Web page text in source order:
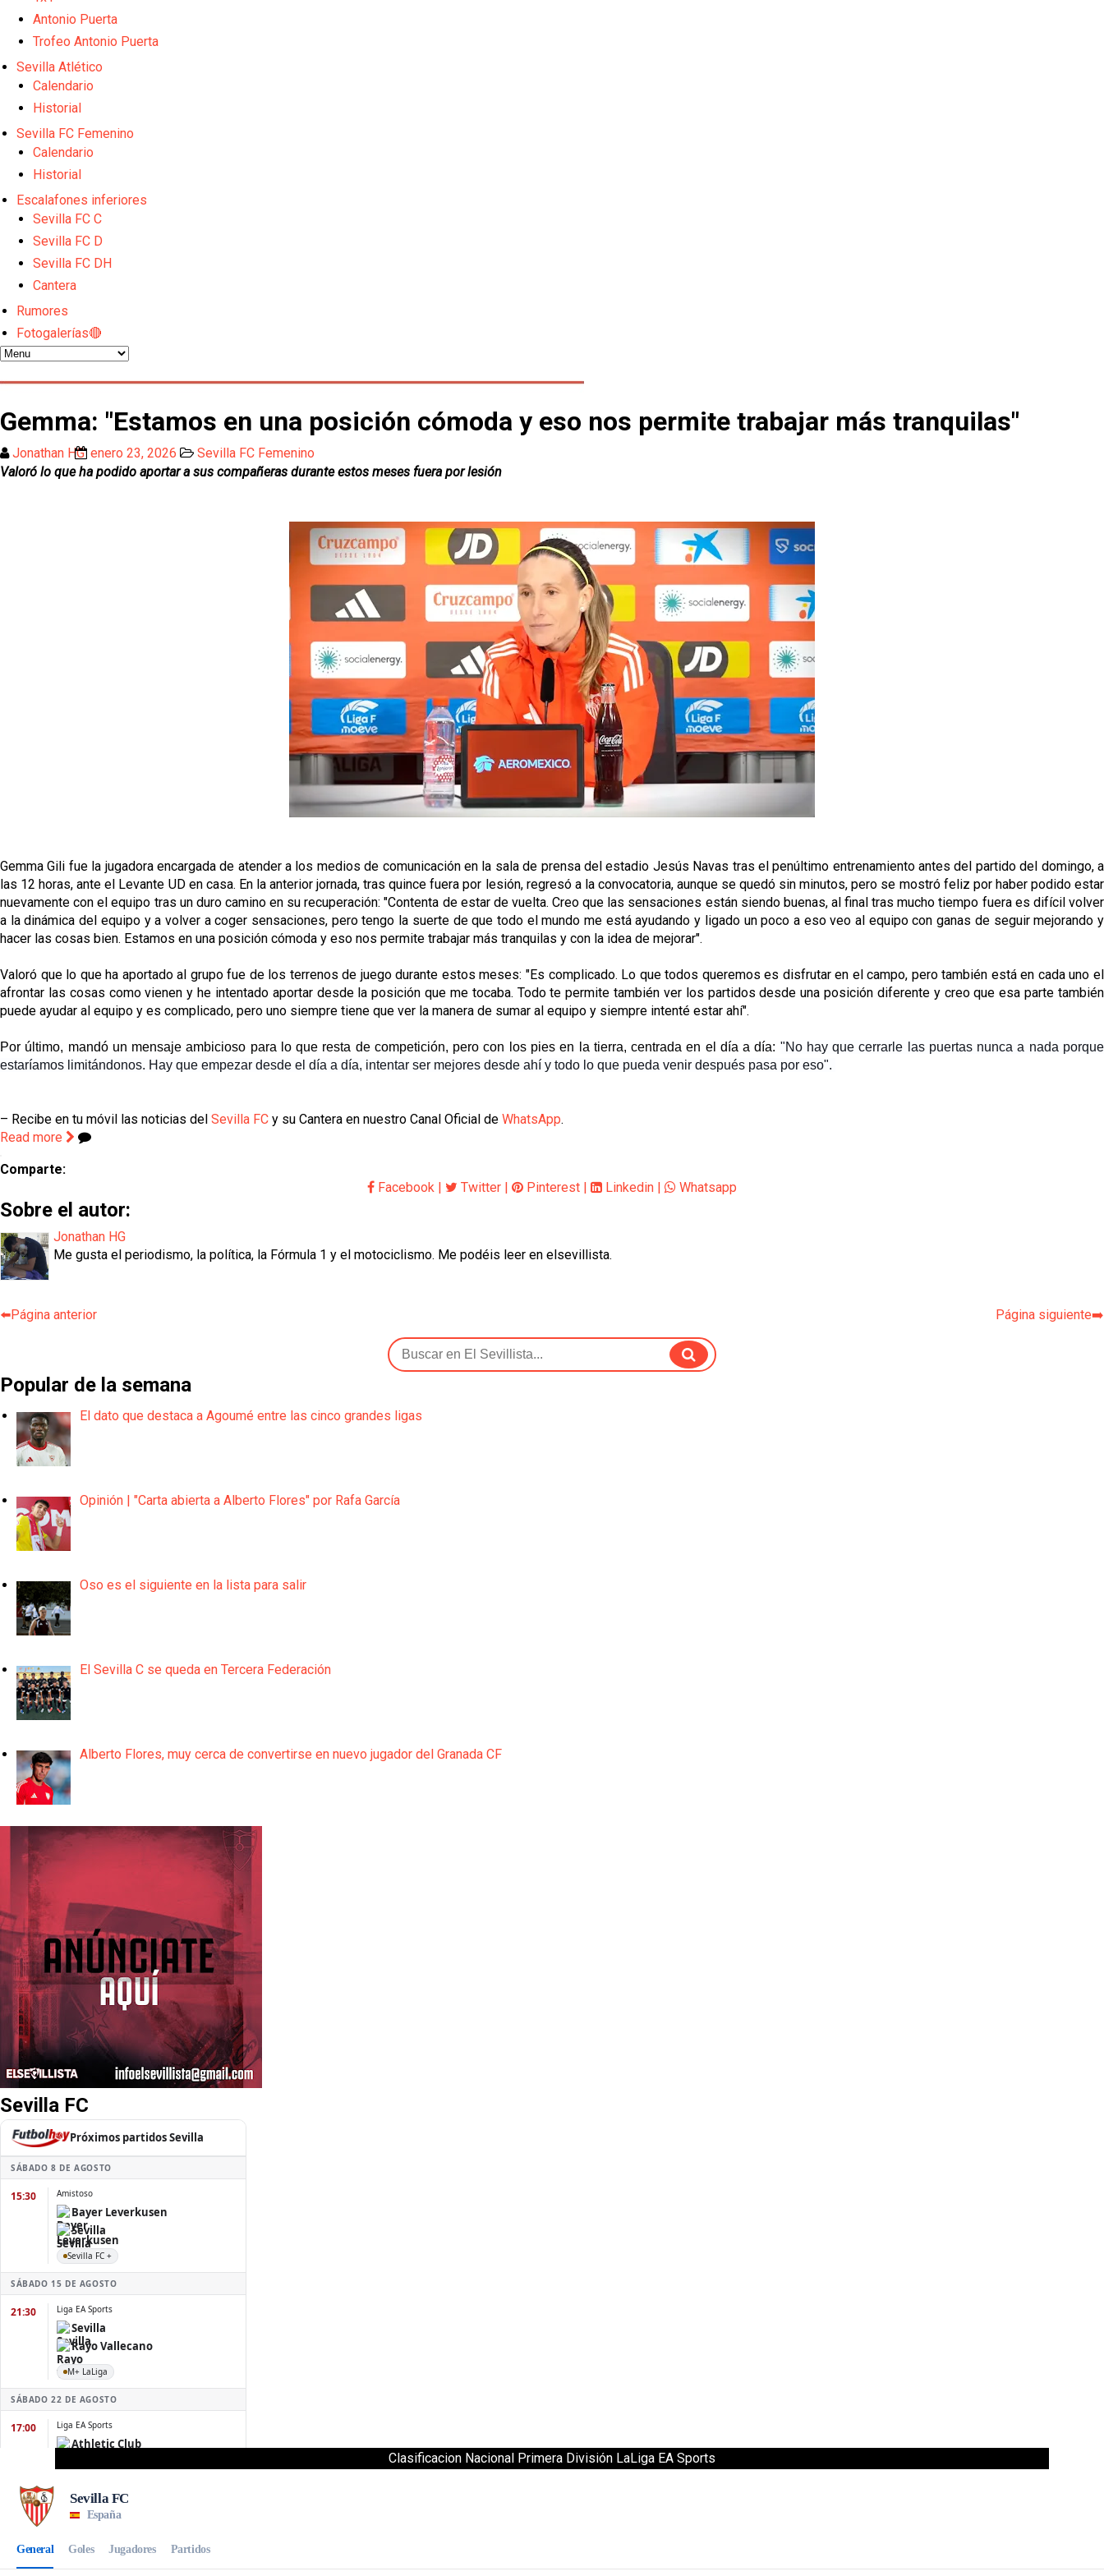
Vargas y Sow se incorporan al grupo en la sesión del martes
Odysseas Vlachodimos: “El objetivo es mejorar la temporada pasada”
Opinión | "Carta abierta a Alberto Flores" por Rafa García
Antonio Puerta
Trofeo Antonio Puerta
Sevilla Atlético
Calendario
Historial
Sevilla FC Femenino
Calendario
Historial
Escalafones inferiores
Sevilla FC C
Sevilla FC D
Sevilla FC DH
Cantera
Rumores
Fotogalerías🔴
Gemma: "Estamos en una posición cómoda y eso nos permite trabajar más tranquilas"
Jonathan HG enero 23, 2026
Sevilla FC Femenino
Valoró lo que ha podido aportar a sus compañeras durante estos meses fuera por lesión
Gemma Gili fue la jugadora encargada de atender a los medios de comunicación en la sala de prensa del estadio Jesús Navas tras el penúltimo entrenamiento antes del partido del domingo, a
las 12 horas, ante el Levante UD en casa. En la anterior jornada, tras quince fuera por lesión, regresó a la convocatoria, aunque se quedó sin minutos, pero se mostró feliz por haber podido estar
nuevamente con el equipo tras un duro camino en su recuperación: "Contenta de estar de vuelta. Creo que las sensaciones están siendo buenas, al final tras mucho tiempo fuera es difícil volver
a la dinámica del equipo y a volver a coger sensaciones, pero tengo la suerte de que todo el mundo me está ayudando y ligado un poco a eso veo al equipo con ganas de seguir mejorando y
hacer las cosas bien. Estamos en una posición cómoda y eso nos permite trabajar más tranquilas y con la idea de mejorar".
Valoró que lo que ha aportado al grupo fue de los terrenos de juego durante estos meses: "Es complicado. Lo que todos queremos es disfrutar en el campo, pero también está en cada uno el
afrontar las cosas como vienen y he intentado aportar desde la posición que me tocaba. Todo te permite también ver los partidos desde una posición diferente y creo que esa parte también
puede ayudar al equipo y es complicado, pero uno siempre tiene que ver la manera de sumar al equipo y siempre intenté estar ahí".
Por último, mandó un mensaje ambicioso para lo que resta de competición, pero con los pies en la tierra, centrada en el día a día: "No hay que cerrarle las puertas nunca a nada porque
estaríamos limitándonos. Hay que empezar desde el día a día, intentar ser mejores desde ahí y todo lo que pueda venir después pasa por eso".
– Recibe en tu móvil las noticias del Sevilla FC y su Cantera en nuestro Canal Oficial de WhatsApp.
Read more
Comparte:
Facebook | Twitter | Pinterest | Linkedin | Whatsapp
Sobre el autor:
Jonathan HG
Me gusta el periodismo, la política, la Fórmula 1 y el motociclismo. Me podéis leer en elsevillista.
⬅️Página anterior Página siguiente➡️
Popular de la semana
El dato que destaca a Agoumé entre las cinco grandes ligas
Opinión | "Carta abierta a Alberto Flores" por Rafa García
Oso es el siguiente en la lista para salir
El Sevilla C se queda en Tercera Federación
Alberto Flores, muy cerca de convertirse en nuevo jugador del Granada CF
Sevilla FC
Clasificacion Nacional Primera División LaLiga EA Sports